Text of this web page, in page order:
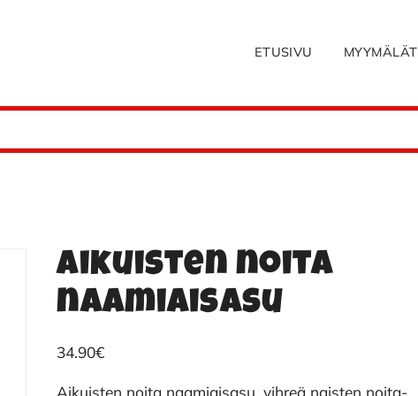
ETUSIVU MYYMÄLÄT
Aikuisten noita
naamiaisasu
34.90€
Aikuisten noita naamiaisasu, vihreä naisten noita-